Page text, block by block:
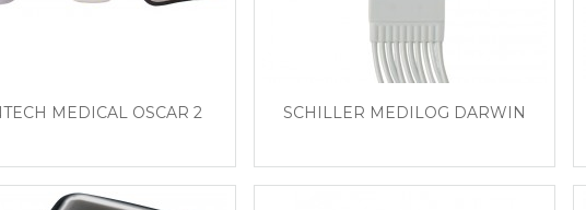
MEDICAL OSCAR 2 SCHILLER MEDILOG DARWIN